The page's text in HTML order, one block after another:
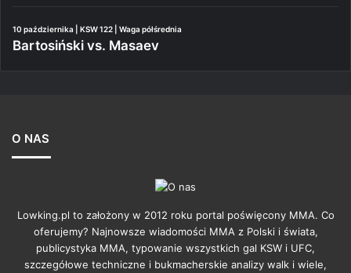
10 października | KSW 122 | Waga półśrednia
Bartosiński vs. Masaev
O NAS
Lowking.pl to założony w 2012 roku portal poświęcony MMA. Co
oferujemy? Najnowsze wiadomości MMA z Polski i świata,
publicystyka MMA, typowanie wszystkich gal KSW i UFC,
szczegółowe techniczne i bukmacherskie analizy walk i wiele,